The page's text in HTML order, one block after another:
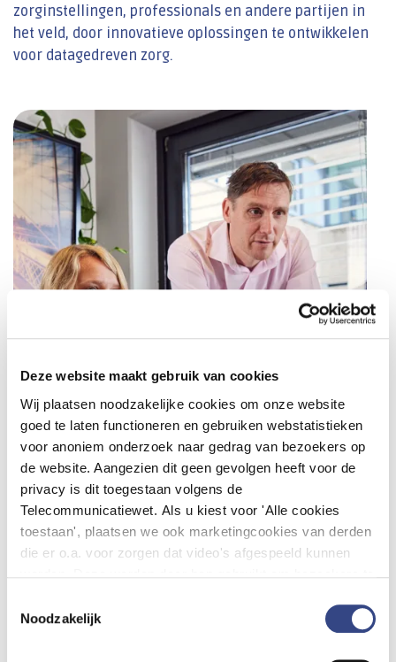
Deze website maakt gebruik van cookies
Wij plaatsen noodzakelijke cookies om onze website
goed te laten functioneren en gebruiken webstatistieken
voor anoniem onderzoek naar gedrag van bezoekers op
de website. Aangezien dit geen gevolgen heeft voor de
privacy is dit toegestaan volgens de
Telecommunicatiewet. Als u kiest voor 'Alle cookies
toestaan', plaatsen we ook marketingcookies van derden
die er o.a. voor zorgen dat video's afgespeeld kunnen
is advertenties weergeven die relevant zijn voor de
Noodzakelijk
zorginstellingen, professionals en andere partijen in
het veld, door innovatieve oplossingen te ontwikkelen
voor datagedreven zorg.